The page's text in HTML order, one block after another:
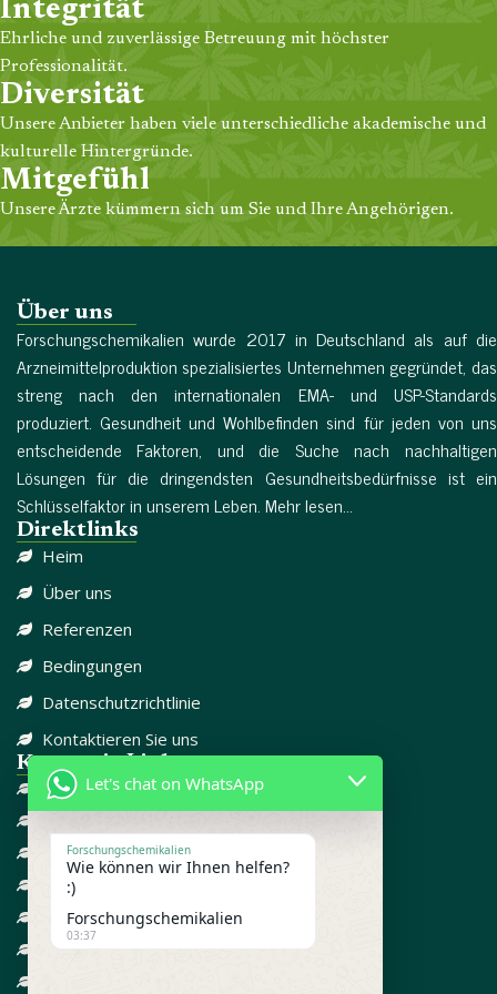
Integrität
Ehrliche und zuverlässige Betreuung mit höchster
Professionalität.
Diversität
Unsere Anbieter haben viele unterschiedliche akademische und
kulturelle Hintergründe.
Mitgefühl
Unsere Ärzte kümmern sich um Sie und Ihre Angehörigen.
Über uns
Forschungschemikalien wurde 2017 in Deutschland als auf die
Arzneimittelproduktion spezialisiertes Unternehmen gegründet, das
streng nach den internationalen EMA- und USP-Standards
produziert. Gesundheit und Wohlbefinden sind für jeden von uns
entscheidende Faktoren, und die Suche nach nachhaltigen
Lösungen für die dringendsten Gesundheitsbedürfnisse ist ein
Schlüsselfaktor in unserem Leben. Mehr lesen...
Direktlinks
Heim
Über uns
Referenzen
Bedingungen
Datenschutzrichtlinie
Kontaktieren Sie uns
Kategorie-Links
DISSOZIATIV
CBD
FORSCHUNGSCHEMIKALIEN
GEGEN ANGST
ADD / ADHD
Let's chat on WhatsApp
Forschungschemikalien
Wie können wir Ihnen helfen?
:)
Forschungschemikalien
03:37